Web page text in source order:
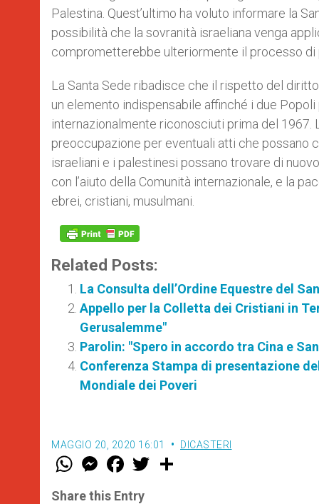
Palestina. Quest’ultimo ha voluto informare la
possibilità che la sovranità israeliana venga
comprometterebbe ulteriormente il processo di
La Santa Sede ribadisce che il rispetto del
un elemento indispensabile affinché i due
internazionalmente riconosciuti prima del 1967.
preoccupazione per eventuali atti che possano
israeliani e i palestinesi possano trovare di
con l’aiuto della Comunità internazionale, e la
ebrei, cristiani, musulmani.
Related Posts:
La Consulta dell’Ordine Equestre del
Appello per la Colletta dei Cristiani in
Gerusalemme"
Parolin: "Spero in accordo tra Cina e
Conferenza Stampa di presentazione
Mondiale dei Poveri
MAGGIO 20, 2020 16:01 DICASTERI
W
t
M
e
s
F
a
e
w
Share this Entry